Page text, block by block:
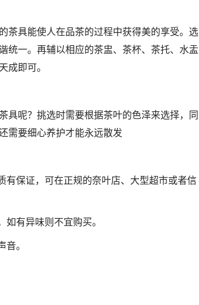
茶具能使人在品茶的过程中获得美的享受。选
统一。再辅以相应的茶盅、茶杯、茶托、水盂
成即可。
具呢？挑选时需要根据茶叶的色泽来选择，同
需要细心养护才能永远散发
有保证，可在正规的奈叶店、大型超市或者信
有异味则不宜购买。
。